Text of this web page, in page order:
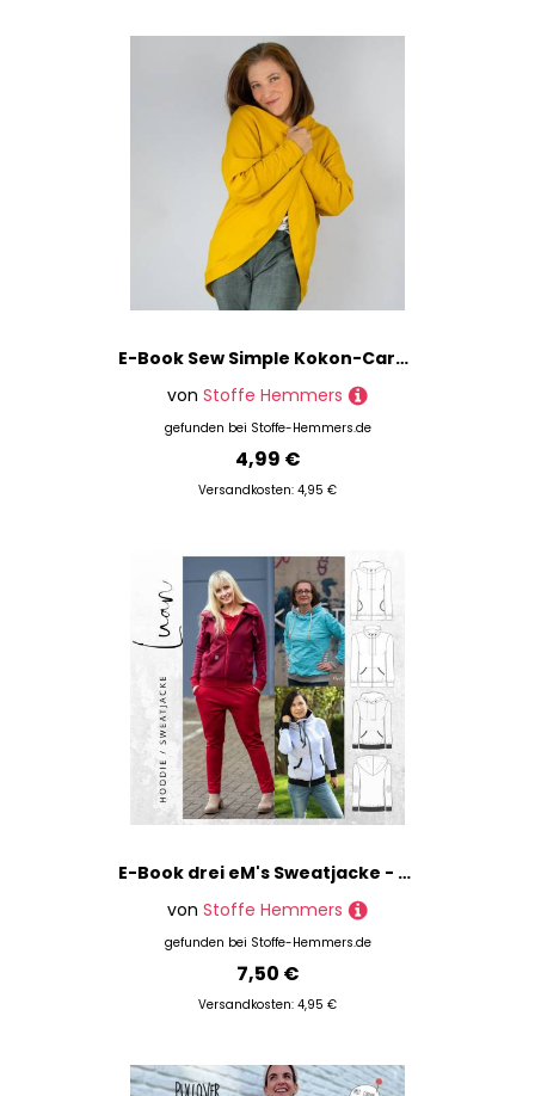
E-Book Sew Simple Kokon-Cardigan Kerrin
von Stoffe Hemmers
gefunden bei Stoffe-Hemmers.de
4,99 €
Versandkosten: 4,95 €
E-Book drei eM's Sweatjacke - Hoodie Luan
von Stoffe Hemmers
gefunden bei Stoffe-Hemmers.de
7,50 €
Versandkosten: 4,95 €